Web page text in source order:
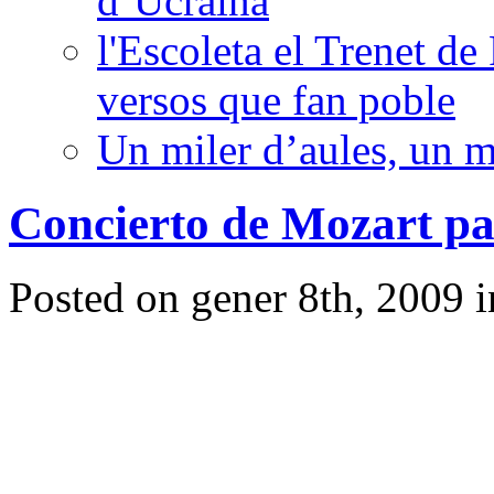
l'Escoleta el Trenet
versos que fan poble
Un miler d’aules, un
Concierto de Mozart
Posted on gener 8th, 2009